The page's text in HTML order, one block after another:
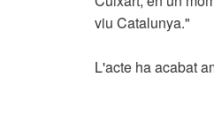
viu Catalunya."
L'acte ha acabat